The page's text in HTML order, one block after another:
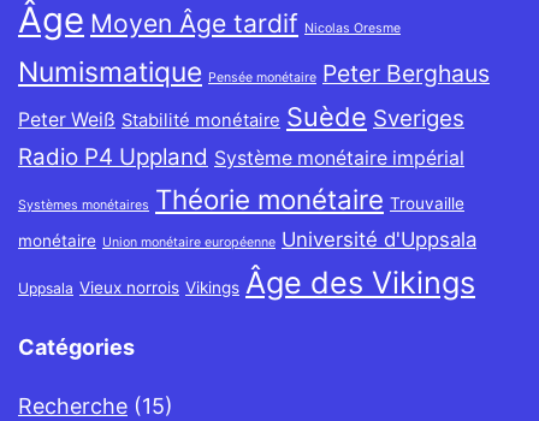
Âge Moyen Âge tardif Nicolas Oresme
Numismatique Pensée monétaire Peter Berghaus
Peter Weiß Stabilité monétaire Suède Sveriges
Radio P4 Uppland Système monétaire impérial
Systèmes monétaires Théorie monétaire Trouvaille
monétaire Union monétaire européenne Université d'Uppsala
Uppsala Vieux norrois Vikings Âge des Vikings
Catégories
Recherche (15)